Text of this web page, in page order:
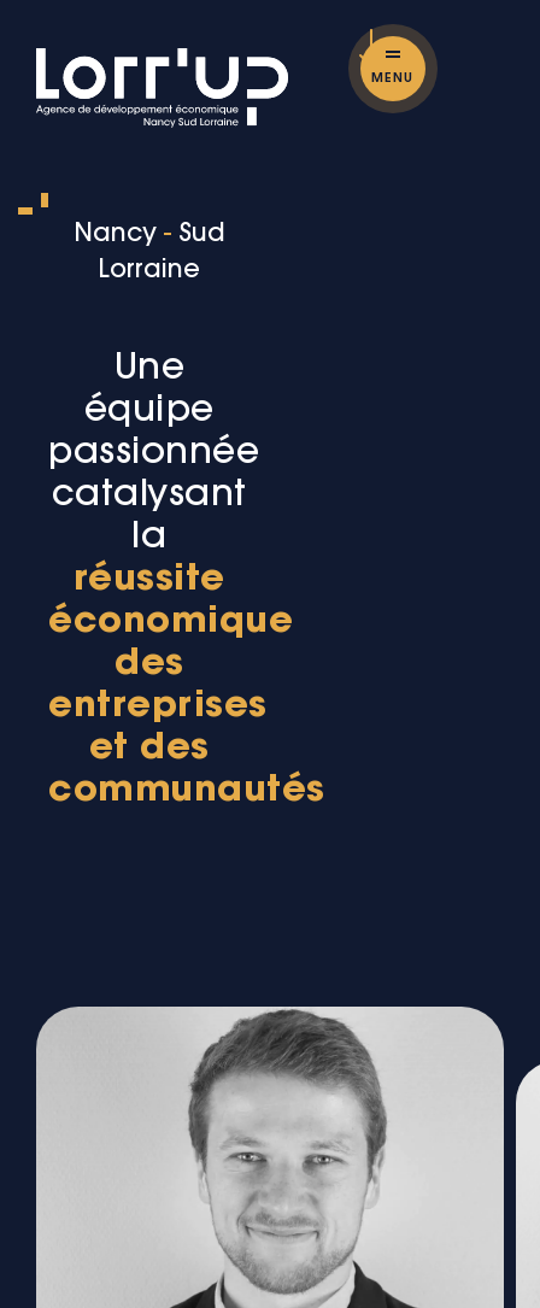
MENU
Nancy -Sud
Lorraine
Une
équipe
passionnée
catalysant
la
réussite
économique
des
entreprises
et des
communautés